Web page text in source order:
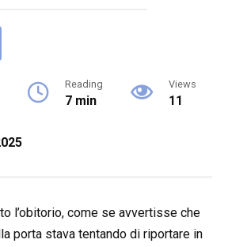
Reading
7 min
Views
11
l’obitorio, come se avvertisse che
porta stava tentando di riportare in